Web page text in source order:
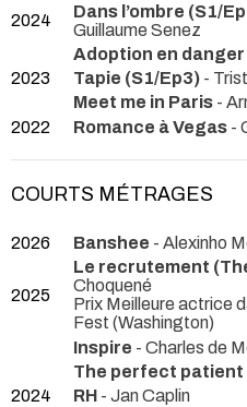
2024
Dans l’ombre (S1/
Guillaume Senez
Adoption en danger
2023
Tapie (S1/Ep3) -
Meet me in Paris -
2022
Romance à Vegas -
COURTS MÉTRAGES
2026 Banshee - Alexinho
2025
Le recrutement
Choquené
Prix Meilleure actrice
Fest (Washington)
Inspire - Charles de
The perfect patient
2024
RH - Jan Caplin